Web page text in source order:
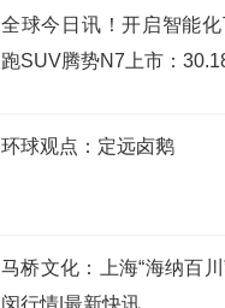
全球今日讯！开启智能
跑SUV腾势N7上市：
环球观点：定远卤鹅
马桥文化：上海“海纳百川
闵行情|最新快讯